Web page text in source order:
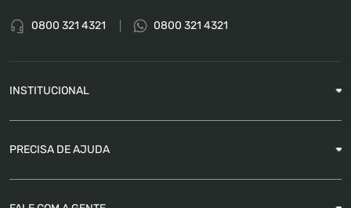
0800 321 4321 0800 321 4321
INSTITUCIONAL
PRECISA DE AJUDA